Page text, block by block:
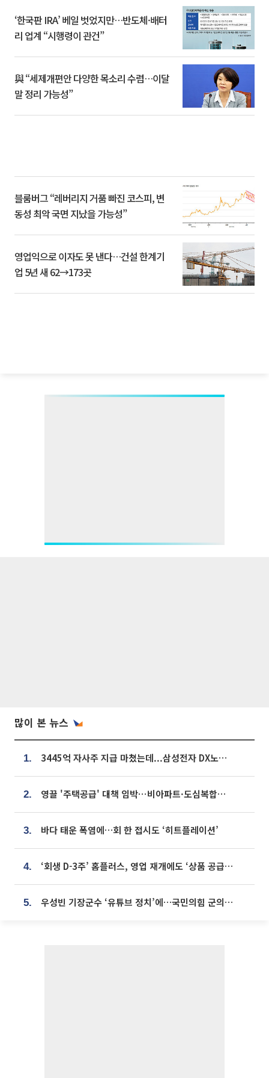
‘한국판 IRA’ 베일 벗었지만…반도체·배터
리 업계 “시행령이 관건”
與 “세제개편안 다양한 목소리 수렴…이달
말 정리 가능성”
블룸버그 “레버리지 거품 빠진 코스피, 변
동성 최악 국면 지났을 가능성”
영업익으로 이자도 못 낸다…건설 한계기
업 5년 새 62→173곳
많이 본 뉴스
1. 3445억 자사주 지급 마쳤는데...삼성전자 DX노조, 뒤늦은 '떼쓰기 집회'
2. 영끌 '주택공급' 대책 임박⋯비아파트·도심복합까지 총동원
3. 바다 태운 폭염에…회 한 접시도 ‘히트플레이션’
4. ‘회생 D-3주’ 홈플러스, 영업 재개에도 ‘상품 공급망’ 복구가 생존 관건
5. 우성빈 기장군수 ‘유튜브 정치’에…국민의힘 군의원들 집단 반발